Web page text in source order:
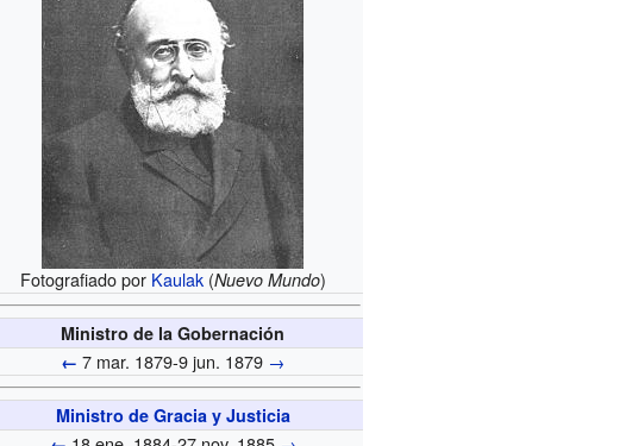
Fotografiado por Kaulak(Nuevo Mundo)
Ministro de la Gobernación
← 7 mar. 1879-9 jun. 1879 →
Ministro de Gracia y Justicia